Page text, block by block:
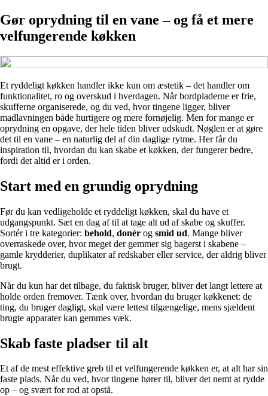
Gør oprydning til en vane – og få et mere
velfungerende køkken
Et ryddeligt køkken handler ikke kun om æstetik – det handler om
funktionalitet, ro og overskud i hverdagen. Når bordpladerne er frie,
skufferne organiserede, og du ved, hvor tingene ligger, bliver
madlavningen både hurtigere og mere fornøjelig. Men for mange er
oprydning en opgave, der hele tiden bliver udskudt. Nøglen er at gøre
det til en vane – en naturlig del af din daglige rytme. Her får du
inspiration til, hvordan du kan skabe et køkken, der fungerer bedre,
fordi det altid er i orden.
Start med en grundig oprydning
Før du kan vedligeholde et ryddeligt køkken, skal du have et
udgangspunkt. Sæt en dag af til at tage alt ud af skabe og skuffer.
Sortér i tre kategorier: behold, donér og smid ud. Mange bliver
overraskede over, hvor meget der gemmer sig bagerst i skabene –
gamle krydderier, duplikater af redskaber eller service, der aldrig bliver
brugt.
Når du kun har det tilbage, du faktisk bruger, bliver det langt lettere at
holde orden fremover. Tænk over, hvordan du bruger køkkenet: de
ting, du bruger dagligt, skal være lettest tilgængelige, mens sjældent
brugte apparater kan gemmes væk.
Skab faste pladser til alt
Et af de mest effektive greb til et velfungerende køkken er, at alt har sin
faste plads. Når du ved, hvor tingene hører til, bliver det nemt at rydde
op – og svært for rod at opstå.